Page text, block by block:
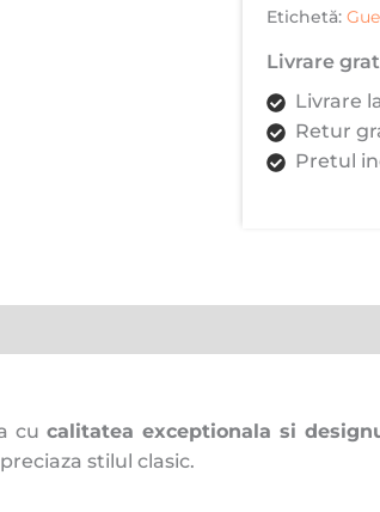
Etichetă:
Livrare
Livrare
Retur
Pretul
cu calitatea exceptionala si
stilul clasic.